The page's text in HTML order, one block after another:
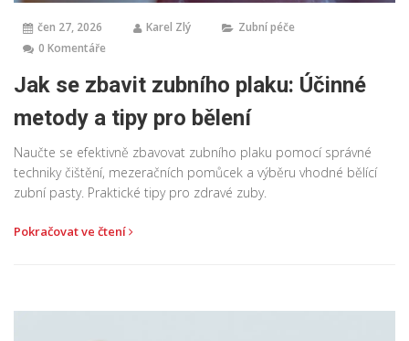
čen 27, 2026 Karel Zlý
Zubní péče
0 Komentáře
Jak se zbavit zubního plaku: Účinné
metody a tipy pro bělení
Naučte se efektivně zbavovat zubního plaku pomocí správné
techniky čištění, mezeračních pomůcek a výběru vhodné bělící
zubní pasty. Praktické tipy pro zdravé zuby.
Pokračovat ve čtení